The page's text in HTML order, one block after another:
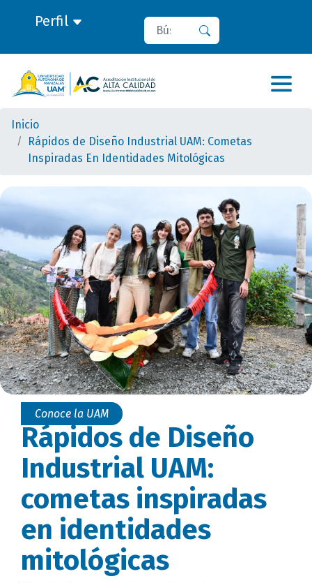
Perfil Buscar
Inicio
Rápidos de Diseño Industrial UAM: Cometas
Inspiradas En Identidades Mitológicas
Conoce la UAM
Rápidos de Diseño
Industrial UAM:
cometas inspiradas
en identidades
mitológicas